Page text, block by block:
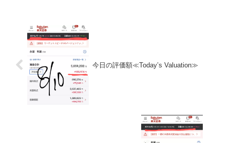
今日の評価額≪Today’s Valuation≫